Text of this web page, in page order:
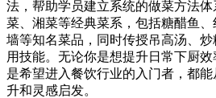
法，帮助学员建立系统的做菜方法
菜、湘菜等经典菜系，包括糖醋鱼
墙等知名菜品，同时传授吊高汤、
用技能。无论你是想提升日常下厨
是希望进入餐饮行业的入门者，都
升和灵感启发。